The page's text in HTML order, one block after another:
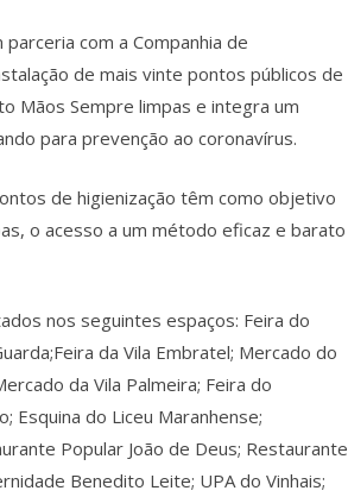
com a Companhia de
de mais vinte pontos públicos de
Mãos Sempre limpas e integra um
para prevenção ao coronavírus.
de higienização têm como objetivo
o acesso a um método eficaz e barato
nos seguintes espaços: Feira do
da Vila Embratel; Mercado do
da Vila Palmeira; Feira do
Esquina do Liceu Maranhense;
Popular João de Deus; Restaurante
Benedito Leite; UPA do Vinhais;